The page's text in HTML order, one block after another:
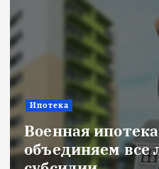
Новости
Title: ИИ в